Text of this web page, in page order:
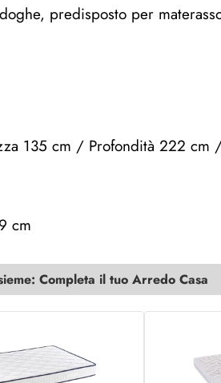
predisposto per
135 cm / Profondità 222 cm
cm
Completa il tuo Arredo Casa